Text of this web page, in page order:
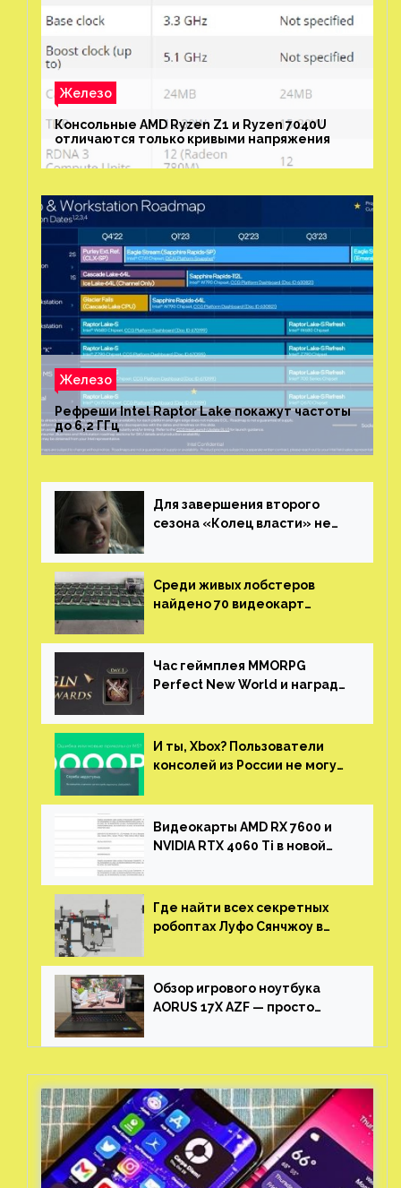
Железо
Консольные AMD Ryzen Z1 и Ryzen 7040U
отличаются только кривыми напряжения
Железо
Рефреши Intel Raptor Lake покажут частоты
до 6,2 ГГц
Для завершения второго
сезона «Колец власти» не
Среди живых лобстеров
найдено 70 видеокарт
китайской таможни
Час геймплея MMORPG
Perfect New World и награды
И ты, Xbox? Пользователи
консолей из России не могут
Видеокарты AMD RX 7600 и
NVIDIA RTX 4060 Ti в новой
Где найти всех секретных
робоптах Луфо Сянчжоу в
Обзор игрового ноутбука
AORUS 17X AZF — просто